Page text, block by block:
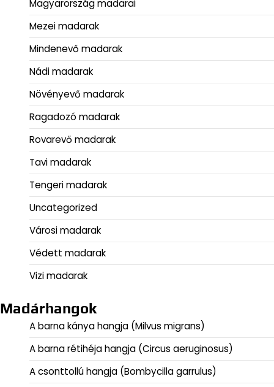
Magyarország madarai
Mezei madarak
Mindenevő madarak
Nádi madarak
Növényevő madarak
Ragadozó madarak
Rovarevő madarak
Tavi madarak
Tengeri madarak
Uncategorized
Városi madarak
Védett madarak
Vizi madarak
Madárhangok
A barna kánya hangja (Milvus migrans)
A barna rétihéja hangja (Circus aeruginosus)
A csonttollú hangja (Bombycilla garrulus)